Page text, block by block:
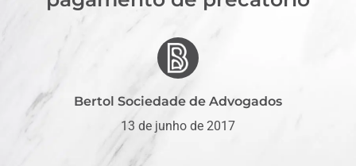
Bertol Sociedade de Advogados
13 de junho de 2017